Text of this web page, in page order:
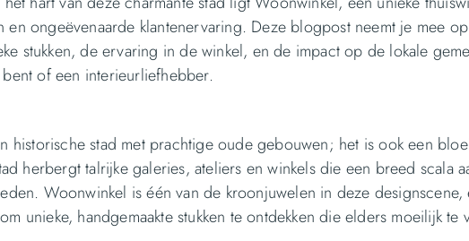
en ongeëvenaarde klantenervaring. Deze blogpost neemt je mee
stukken, de ervaring in de winkel, en de impact op de lokale
of een interieurliefhebber.
historische stad met prachtige oude gebouwen; het is ook een
herbergt talrijke galeries, ateliers en winkels die een breed scala
Woonwinkel is één van de kroonjuwelen in deze
unieke, handgemaakte stukken te ontdekken die elders moeilijk te